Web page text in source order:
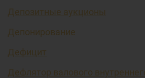
Депозитные аукционы
Депонирование
Дефицит
Дефлятор валового